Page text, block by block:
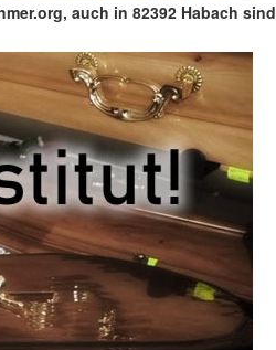
auch in 82392 Habach sind